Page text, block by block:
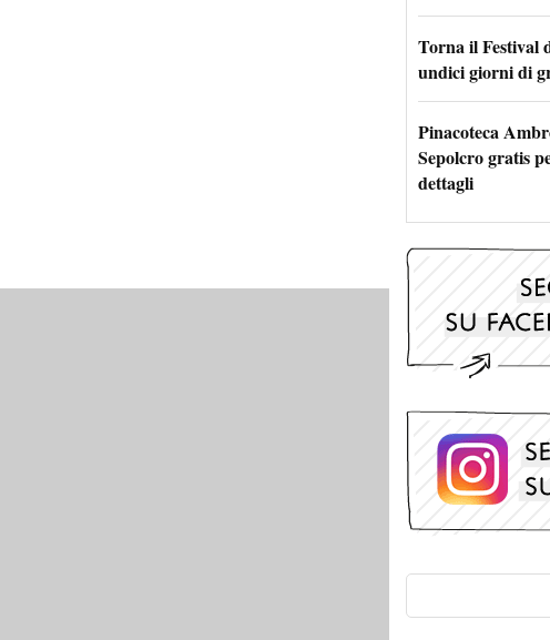
Torna il Festival
undici giorni di
Pinacoteca
Sepolcro gratis
dettagli